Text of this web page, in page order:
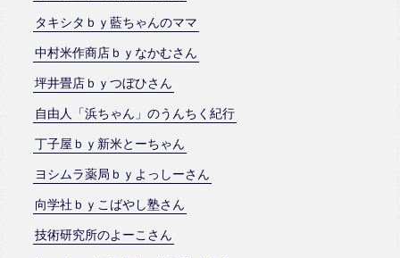
タキシタｂｙ藍ちゃんのママ
中村米作商店ｂｙなかむさん
坪井畳店ｂｙつぼひさん
自由人「浜ちゃん」のうんちく紀行
丁子屋ｂｙ新米とーちゃん
ヨシムラ薬局ｂｙよっしーさん
向学社ｂｙこばやし塾さん
技術研究所のよーこさん